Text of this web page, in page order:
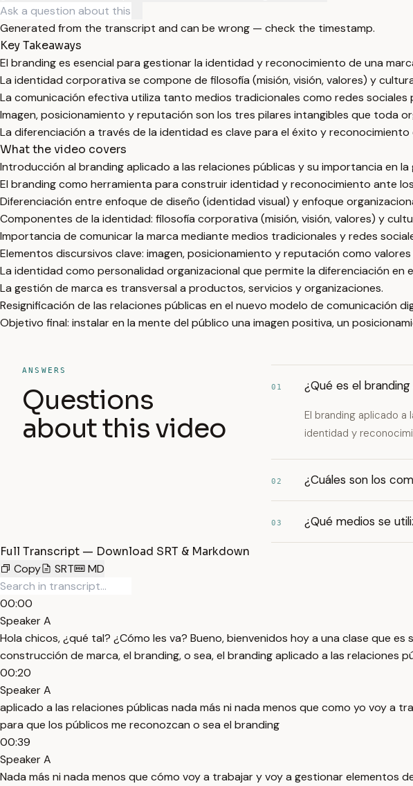
Generated from the transcript and can be wrong — check the timestamp.
Key Takeaways
El branding es esencial para gestionar la identidad y reconocimiento de una
La identidad corporativa se compone de filosofía (misión, visión, valores) y
La comunicación efectiva utiliza tanto medios tradicionales como redes sociales
Imagen, posicionamiento y reputación son los tres pilares intangibles que toda
La diferenciación a través de la identidad es clave para el éxito y reconocimiento
What the video covers
Introducción al branding aplicado a las relaciones públicas y su importancia en la
El branding como herramienta para construir identidad y reconocimiento ante
Diferenciación entre enfoque de diseño (identidad visual) y enfoque
Componentes de la identidad: filosofía corporativa (misión, visión, valores) y
Importancia de comunicar la marca mediante medios tradicionales y redes
Elementos discursivos clave: imagen, posicionamiento y reputación como
La identidad como personalidad organizacional que permite la diferenciación en
La gestión de marca es transversal a productos, servicios y organizaciones.
Resignificación de las relaciones públicas en el nuevo modelo de comunicación
Objetivo final: instalar en la mente del público una imagen positiva, un
ANSWERS
Questions
about this video
01 ¿Qué es el
El branding aplicado
identidad y
02 ¿Cuáles son los
03 ¿Qué medios se
Full Transcript — Download SRT & Markdown
Copy
SRT MD
00:00
Speaker A
Hola chicos, ¿qué tal? ¿Cómo les va? Bueno, bienvenidos hoy a una clase que
construcción de marca, el branding, o sea, el branding aplicado a las relaciones
00:20
Speaker A
aplicado a las relaciones públicas nada más ni nada menos que como yo voy
para que los públicos me reconozcan o sea el branding
00:39
Speaker A
Nada más ni nada menos que cómo voy a trabajar y voy a gestionar